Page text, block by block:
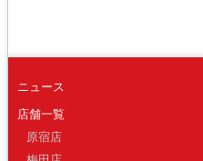
ニュース
店舗一覧
原宿店